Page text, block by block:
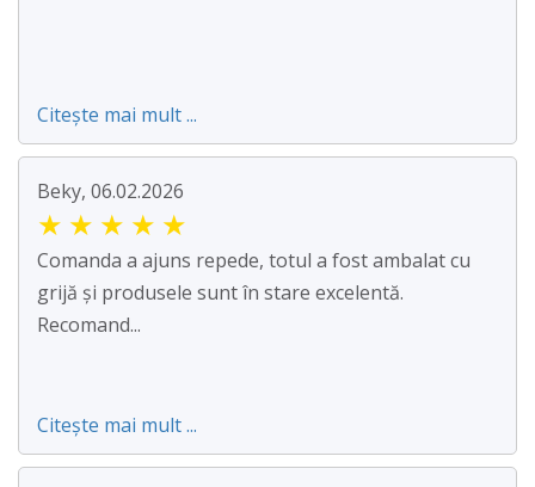
Citește mai mult ...
Beky, 06.02.2026
★ ★ ★ ★ ★
Comanda a ajuns repede, totul a fost ambalat cu
grijă și produsele sunt în stare excelentă.
Recomand...
Citește mai mult ...